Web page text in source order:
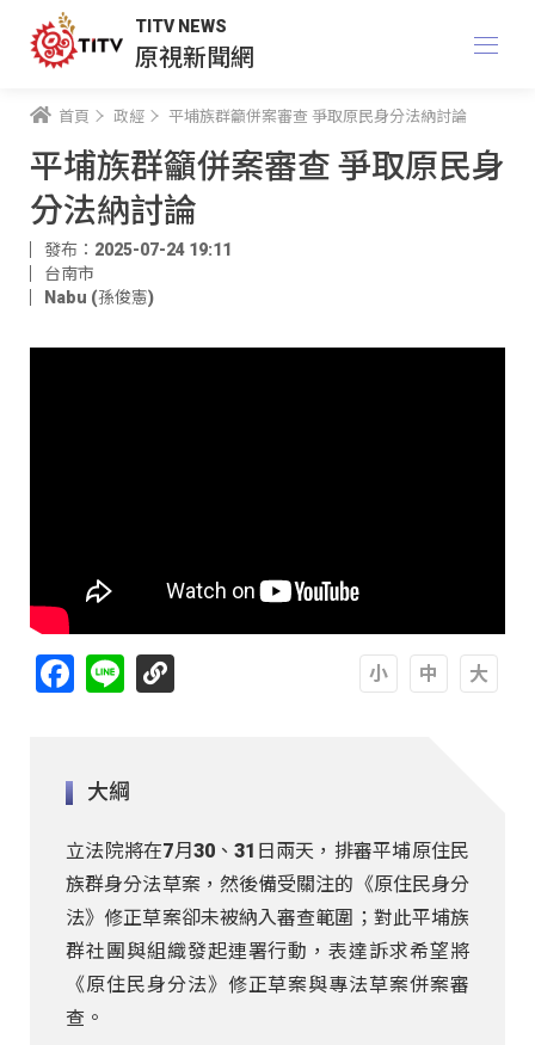
TITV NEWS
原視新聞網
首頁 政經 平埔族群籲併案審查 爭取原民身分法納討論
平埔族群籲併案審查 爭取原民身
分法納討論
發布：2025-07-24 19:11
台南市
Nabu (孫俊憲)
Facebook
Line
大綱
立法院將在7月30、31日兩天，排審平埔原住民
族群身分法草案，然後備受關注的《原住民身分
法》修正草案卻未被納入審查範圍；對此平埔族
群社團與組織發起連署行動，表達訴求希望將
《原住民身分法》修正草案與專法草案併案審
查。